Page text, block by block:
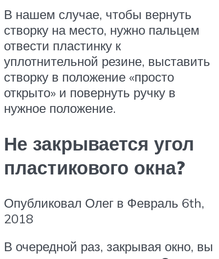
В нашем случае, чтобы вернуть
створку на место, нужно пальцем
отвести пластинку к
уплотнительной резине, выставить
створку в положение «просто
открыто» и повернуть ручку в
нужное положение.
Не закрывается угол
пластикового окна?
Опубликовал Олег в Февраль 6th,
2018
В очередной раз, закрывая окно, вы